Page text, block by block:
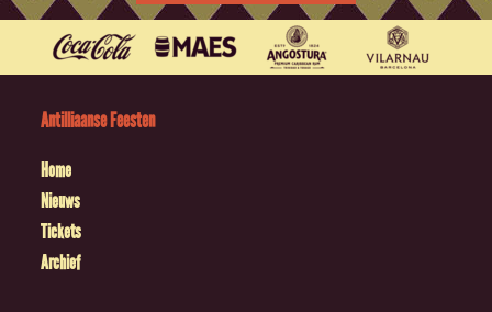
Antilliaanse Feesten
Home
Nieuws
Tickets
Archief